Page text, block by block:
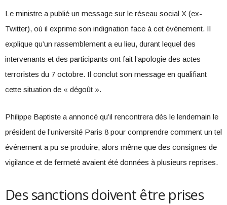
Le ministre a publié un message sur le réseau social X (ex-
Twitter), où il exprime son indignation face à cet événement. Il
explique qu’un rassemblement a eu lieu, durant lequel des
intervenants et des participants ont fait l’apologie des actes
terroristes du 7 octobre. Il conclut son message en qualifiant
cette situation de « dégoût ».
Philippe Baptiste a annoncé qu’il rencontrera dès le lendemain le
président de l’université Paris 8 pour comprendre comment un tel
événement a pu se produire, alors même que des consignes de
vigilance et de fermeté avaient été données à plusieurs reprises.
Des sanctions doivent être prises